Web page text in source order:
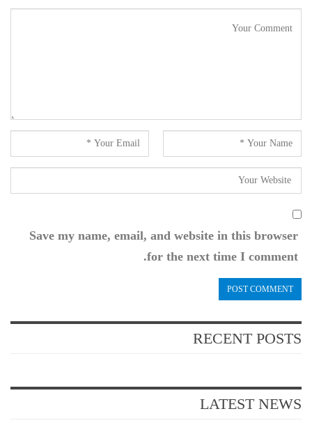
Save my name, email, and website in this browser
for the next time I comment.
RECENT POSTS
LATEST NEWS